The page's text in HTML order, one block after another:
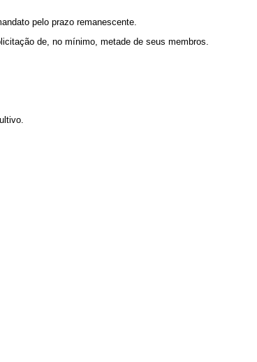
pelo prazo remanescente.
de, no mínimo, metade de seus membros.